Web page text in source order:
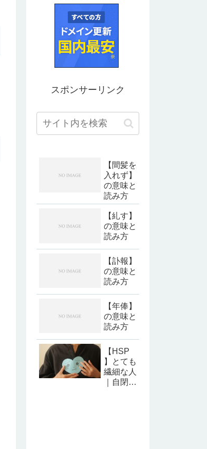
を解説
スポンサーリンク
【間髪を
入れず】
の意味と
読み方
【糺す】
の意味と
読み方
【訃報】
の意味と
読み方
【年俸】
の意味と
読み方
【HSP
】とても
繊細な人
｜自閉症